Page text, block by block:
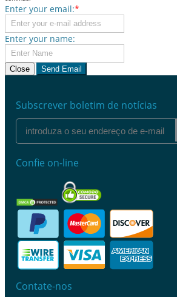
Enter your email:*
Enter your name:
Close Send Email
Subscrever boletim de notícias
Confie on-line
Contate-nos